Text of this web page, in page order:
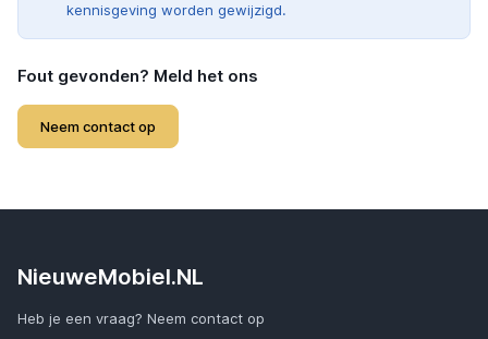
kennisgeving worden gewijzigd.
Fout gevonden? Meld het ons
Neem contact op
NieuweMobiel.NL
Heb je een vraag? Neem contact op